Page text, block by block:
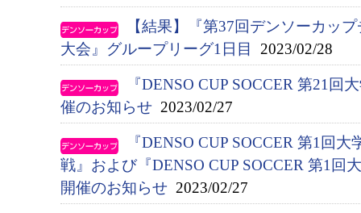
【結果】『第37回デンソーカッ
大会』グループリーグ1日目
2023/02/28
『DENSO CUP SOCCER 第21回
催のお知らせ 2023/02/27
『DENSO CUP SOCCER 第1回
戦』および『DENSO CUP SOCCER 第1回
開催のお知らせ 2023/02/27